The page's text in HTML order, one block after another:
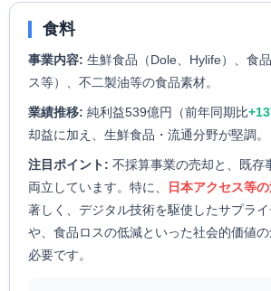
食料
事業内容: 生鮮食品（Dole、Hylife）、食
ス等）、不二製油等の食品素材。
業績推移: 純利益539億円（前年同期比
却益に加え、生鮮食品・流通分野が堅調。
注目ポイント: 不採算事業の売却と、既存
両立しています。特に、
日本アクセス等
著しく、デジタル技術を駆使したサプラ
や、食品ロスの低減といった社会的価値
必要です。